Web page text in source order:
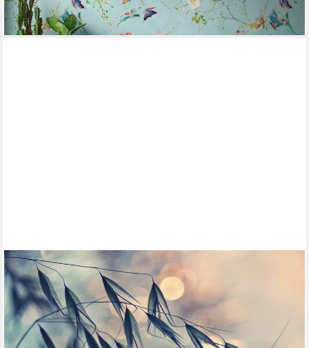
lieferbar - in 2-3 Werktagen bei dir
PAPERMOON
Fototapete Photo-Art DIMITAR LAZAROV, GRÄSER IM
GEGENLICHT
ab 19,90 € UVP39,90 €
-50%
lieferbar - in 3-4 Werktagen bei dir